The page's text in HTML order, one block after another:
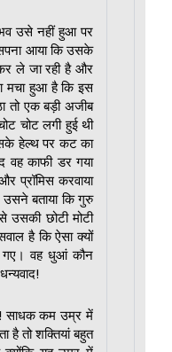
उसे नहीं हुआ पर
आया कि उसके
ले जा रही है और
मचा हुआ है कि इस
तो एक बड़ी अजीब
चोट लगी हुई थी
हेल्थ पर कट का
वह काफी डर गया
प्रॉमिस करवाया
बताया कि गुरु
उसकी छोटी मोटी
है कि ऐसा क्यों
वह धुआं कौन
साधक कम उम्र में
है तो शक्तियां बहुत